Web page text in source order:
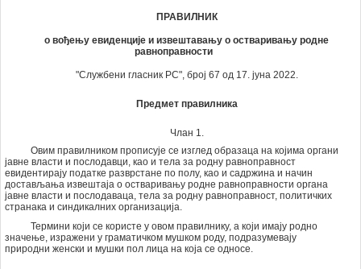
ПРАВИЛНИК
о вођењу евиденције и извештавању о остваривању родне
равноправности
"Службени гласник РС", број 67 од 17. јуна 2022.
Предмет правилника
Члан 1.
Овим правилником прописује се изглед образаца на којима органи
јавне власти и послодавци, као и тела за родну равноправност
евидентирају податке разврстане по полу, као и садржина и начин
достављања извештаја о остваривању родне равноправности органа
јавне власти и послодаваца, тела за родну равноправност, политичких
странака и синдикалних организација.
Термини који се користе у овом правилнику, а који имају родно
значење, изражени у граматичком мушком роду, подразумевају
природни женски и мушки пол лица на која се односе.